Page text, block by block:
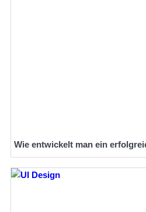
Wie entwickelt man ein